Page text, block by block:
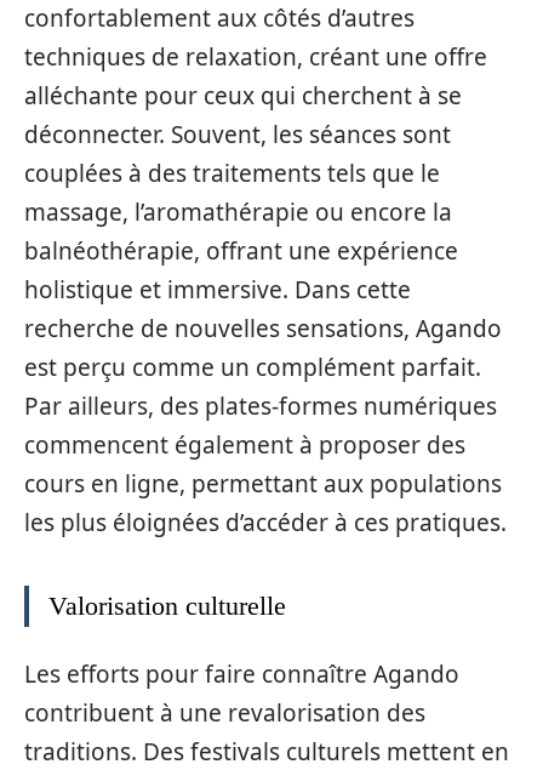
confortablement aux côtés d’autres
techniques de relaxation, créant une offre
alléchante pour ceux qui cherchent à se
déconnecter. Souvent, les séances sont
couplées à des traitements tels que le
massage, l’aromathérapie ou encore la
balnéothérapie, offrant une expérience
holistique et immersive. Dans cette
recherche de nouvelles sensations, Agando
est perçu comme un complément parfait.
Par ailleurs, des plates-formes numériques
commencent également à proposer des
cours en ligne, permettant aux populations
les plus éloignées d’accéder à ces pratiques.
Valorisation culturelle
Les efforts pour faire connaître Agando
contribuent à une revalorisation des
traditions. Des festivals culturels mettent en